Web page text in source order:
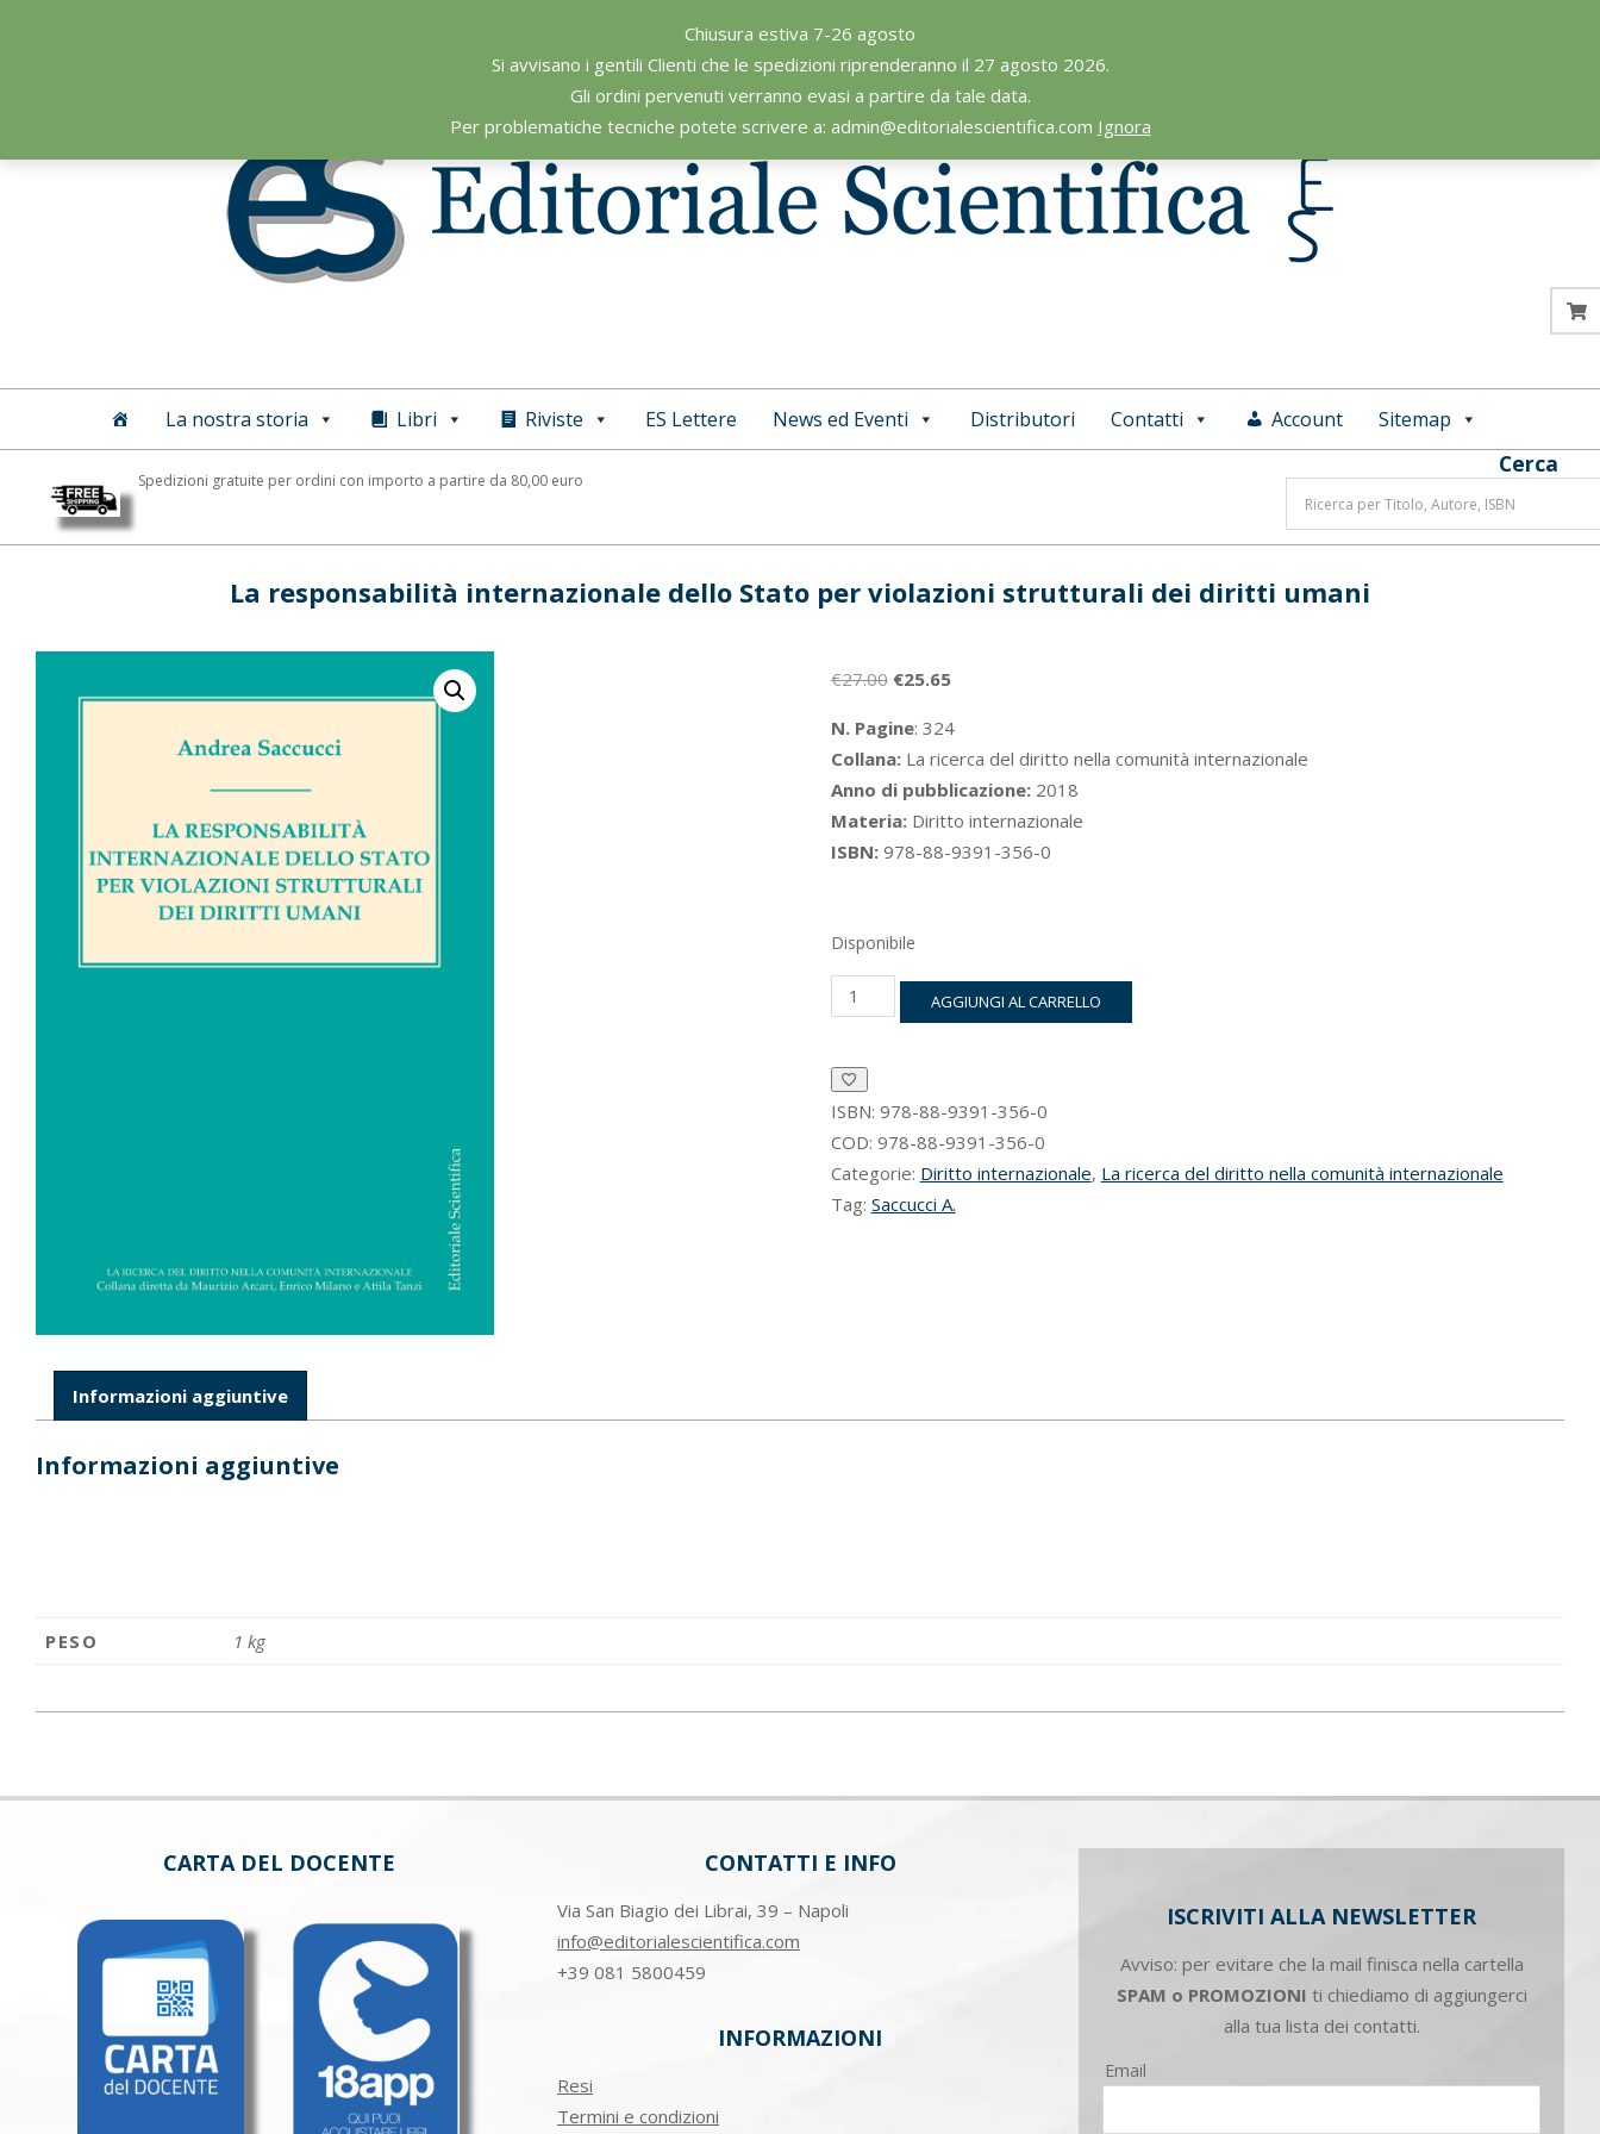
Chiusura estiva 7-26 agosto
Si avvisano i gentili Clienti che le spedizioni riprenderanno il 27 agosto 2026.
Gli ordini pervenuti verranno evasi a partire da tale data.
Per problematiche tecniche potete scrivere a: admin@editorialescientifica.com Ignora
Editoriale
Scientifica
Primary
La nostra storia Libri Riviste ES Lettere News ed Eventi Distributori Contatti Account Sitemap
Spedizioni gratuite per ordini con importo a partire da 80,00 euro
Cerca
La responsabilità internazionale dello Stato per violazioni strutturali dei diritti umani
€27.00 Il
originale
era:
€27.00.
€25.65Il
attuale
è:
€25.65.
N. Pagine: 324
Collana:La ricerca del diritto nella comunità internazionale
Anno di pubblicazione:2018
Materia:Diritto internazionale
ISBN:978-88-9391-356-0
Disponibile
responsabilità
Stato
per
violazioni
dei
diritti
AGGIUNGI AL CARRELLO
ISBN: 978-88-9391-356-0
COD: 978-88-9391-356-0
Categorie: Diritto internazionale, La ricerca del diritto nella comunità internazionale
Tag: Saccucci A.
Informazioni aggiuntive
Informazioni aggiuntive
PESO 1 kg
CARTA DEL DOCENTE CONTATTI E INFO
Via San Biagio dei Librai, 39 – Napoli
info@editorialescientifica.com
+39 081 5800459
INFORMAZIONI
Resi
Termini e condizioni
ISCRIVITI ALLA NEWSLETTER
Avviso: per evitare che la mail finisca nella cartella
SPAM o PROMOZIONI ti chiediamo di aggiungerci
alla tua lista dei contatti.
Email